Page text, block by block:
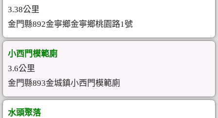
3.38公里
金門縣892金寧鄉金寧鄉桃園路1號
小西門模範廁
3.6公里
金門縣893金城鎮小西門模範廁
水頭聚落